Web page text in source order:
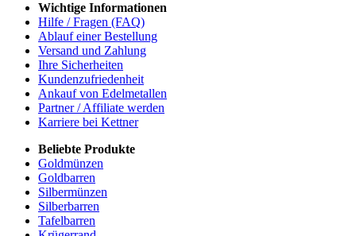
Wichtige Informationen
Hilfe / Fragen (FAQ)
Ablauf einer Bestellung
Versand und Zahlung
Ihre Sicherheiten
Kundenzufriedenheit
Ankauf von Edelmetallen
Partner / Affiliate werden
Karriere bei Kettner
Beliebte Produkte
Goldmünzen
Goldbarren
Silbermünzen
Silberbarren
Tafelbarren